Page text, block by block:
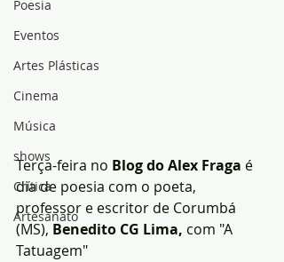
Poesia
Eventos
Artes Plásticas
Cinema
Música
shows
Crítica
Artesanato
Terça-feira no Blog do Alex Fraga é
dia de poesia com o poeta,
professor e escritor de Corumbá
(MS), Benedito CG Lima, com "A
Tatuagem"